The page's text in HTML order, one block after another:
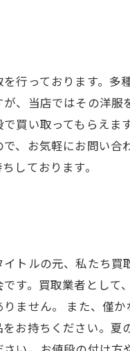
行っております。
、当店ではその洋
買い取ってもらえ
、お気軽にお問い
しております。
トルの元、私たち
す。買取業者とし
ません。 また、僅
お持ちください。